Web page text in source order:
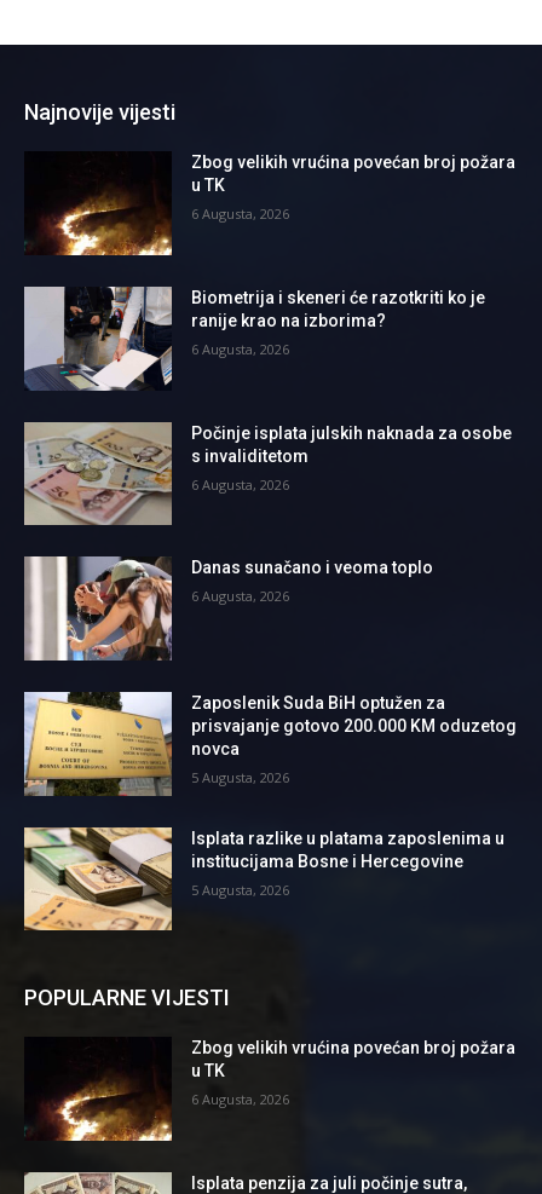
Najnovije vijesti
Zbog velikih vrućina povećan broj požara
u TK
6 Augusta, 2026
Biometrija i skeneri će razotkriti ko je
ranije krao na izborima?
6 Augusta, 2026
Počinje isplata julskih naknada za osobe
s invaliditetom
6 Augusta, 2026
Danas sunačano i veoma toplo
6 Augusta, 2026
Zaposlenik Suda BiH optužen za
prisvajanje gotovo 200.000 KM oduzetog
novca
5 Augusta, 2026
Isplata razlike u platama zaposlenima u
institucijama Bosne i Hercegovine
5 Augusta, 2026
POPULARNE VIJESTI
Zbog velikih vrućina povećan broj požara
u TK
6 Augusta, 2026
Isplata penzija za juli počinje sutra,